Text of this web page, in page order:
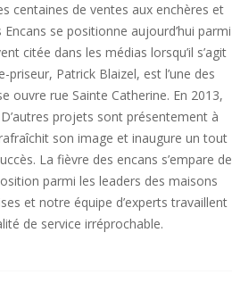
centaines de ventes aux enchères et
se positionne aujourd’hui parmi
citée dans les médias lorsqu’il s’agit
Patrick Blaizel, est l’une des
ouvre rue Sainte Catherine. En 2013,
projets sont présentement à
son image et inaugure un tout
La fièvre des encans s’empare de
parmi les leaders des maisons
et notre équipe d’experts travaillent
de service irréprochable.